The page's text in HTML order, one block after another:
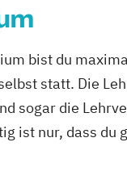
bist du
statt. Die
sogar die
ist nur, dass du